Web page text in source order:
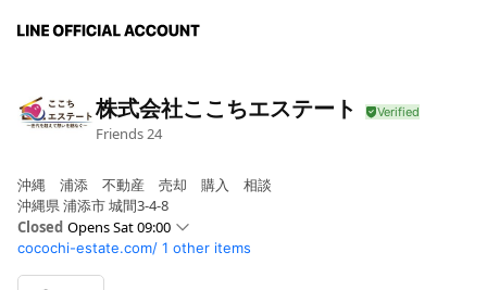
株式会社ここちエステート
Friends 24
沖縄 浦添 不動産 売却 購入 相談
沖縄県 浦添市 城間3-4-8
Closed Opens Sat 09:00
Sun09:00 - 17:00
Mon09:00 - 17:00
cocochi-estate.com/ 1 other items